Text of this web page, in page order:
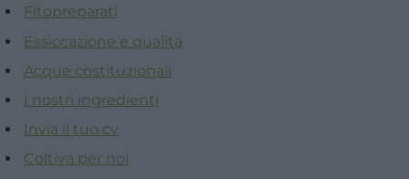
Fitopreparati
Essiccazione e qualità
Acque costituzionali
I nostri ingredienti
Invia il tuo cv
Coltiva per noi